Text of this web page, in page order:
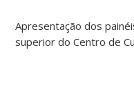
Apresentação dos
superior do Centro de